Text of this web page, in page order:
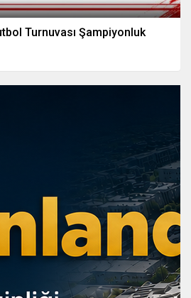
Turnuvası Şampiyonluk